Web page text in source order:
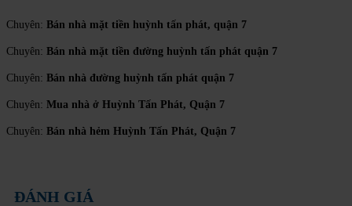
Chuyên: Bán nhà mặt tiền huỳnh tấn phát, quận 7
Chuyên: Bán nhà mặt tiền đường huỳnh tấn phát quận 7
Chuyên: Bán nhà đường huỳnh tấn phát quận 7
Chuyên: Mua nhà ở Huỳnh Tấn Phát, Quận 7
Chuyên: Bán nhà hẻm Huỳnh Tấn Phát, Quận 7
ĐÁNH GIÁ